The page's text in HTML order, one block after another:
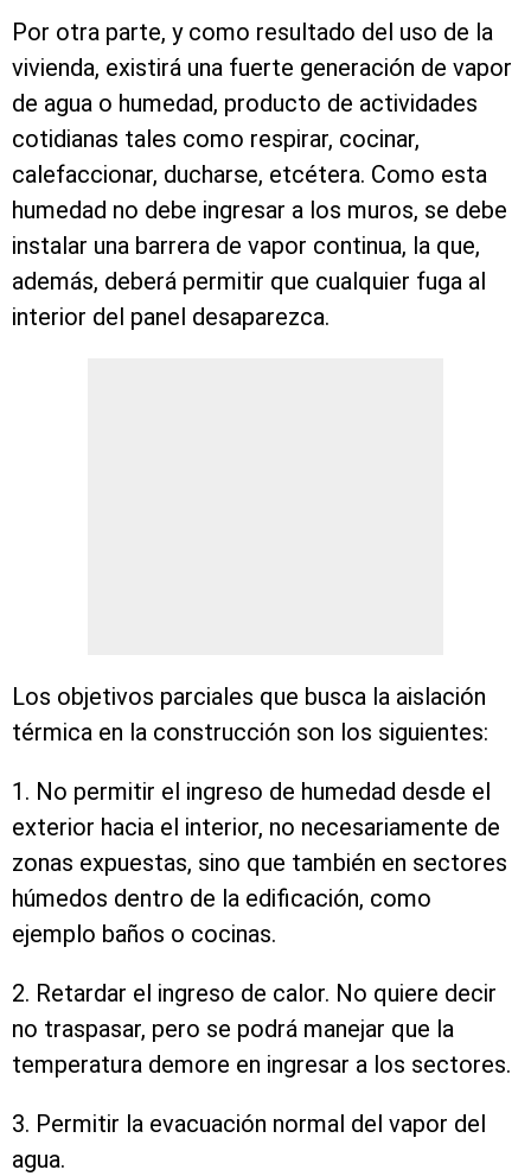
Por otra parte, y como resultado del uso de la
vivienda, existirá una fuerte generación de vapor
de agua o humedad, producto de actividades
cotidianas tales como respirar, cocinar,
calefaccionar, ducharse, etcétera. Como esta
humedad no debe ingresar a los muros, se debe
instalar una barrera de vapor continua, la que,
además, deberá permitir que cualquier fuga al
interior del panel desaparezca.
Los objetivos parciales que busca la aislación
térmica en la construcción son los siguientes:
1. No permitir el ingreso de humedad desde el
exterior hacia el interior, no necesariamente de
zonas expuestas, sino que también en sectores
húmedos dentro de la edificación, como
ejemplo baños o cocinas.
2. Retardar el ingreso de calor. No quiere decir
no traspasar, pero se podrá manejar que la
temperatura demore en ingresar a los sectores.
3. Permitir la evacuación normal del vapor del
agua.